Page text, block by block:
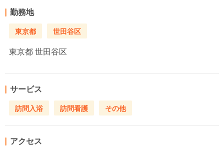
勤務地
東京都 世田谷区
東京都 世田谷区
サービス
訪問入浴 訪問看護 その他
アクセス